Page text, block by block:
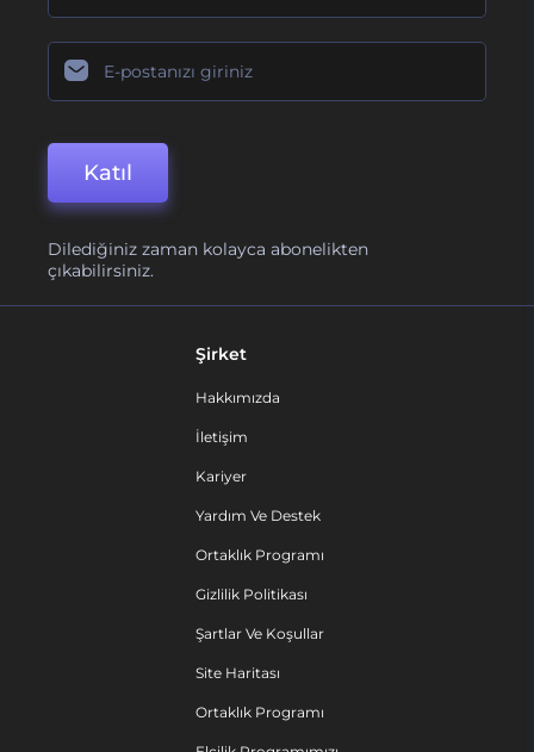
Katıl
Dilediğiniz zaman kolayca abonelikten
çıkabilirsiniz.
Şirket
Hakkımızda
İletişim
Kariyer
Yardım Ve Destek
Ortaklık Programı
Gizlilik Politikası
Şartlar Ve Koşullar
Site Haritası
Ortaklık Programı